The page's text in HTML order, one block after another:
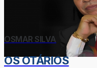
OSMAR SILVA
OS OTÁRIOS